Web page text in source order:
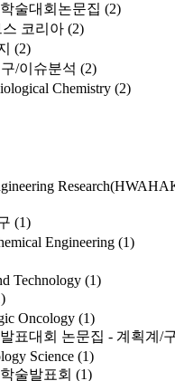
술대회논문집 (2)
스 코리아 (2)
(2)
/이슈분석 (2)
Chemistry (2)
(1)
Engineering (1)
Technology (1)
Oncology (1)
표대회 논문집 - 계획계/
Science (1)
술발표회 (1)